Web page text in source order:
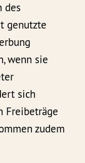
des
genutzte
wenn sie
sich
Freibeträge
zudem